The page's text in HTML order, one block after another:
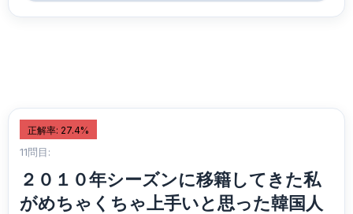
正解率: 27.4%
11問目:
２０１０年シーズンに移籍してきた私
がめちゃくちゃ上手いと思った韓国人